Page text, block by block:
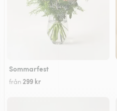
Sommarfest
från 299 kr